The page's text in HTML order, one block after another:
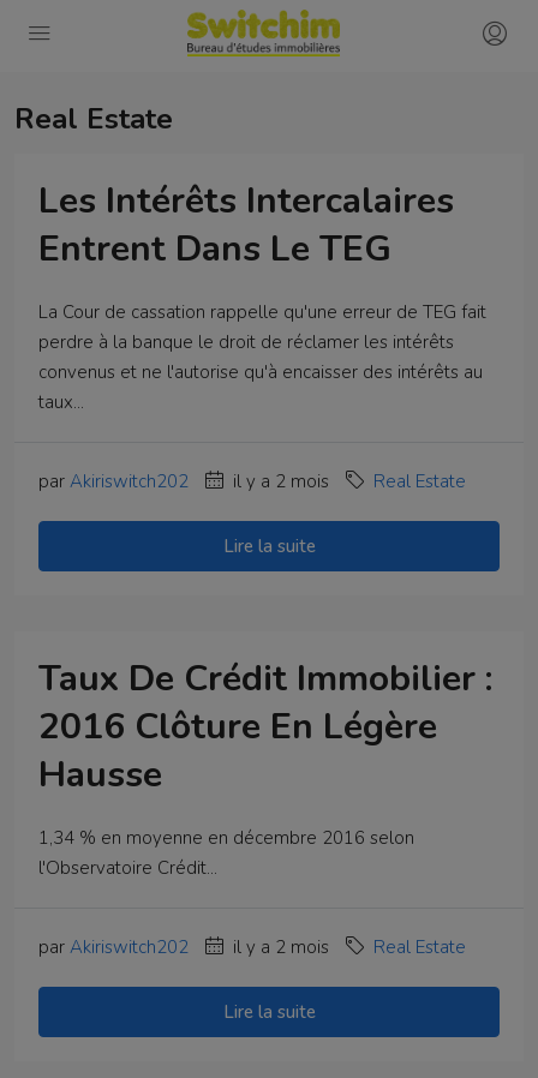
Real Estate
Les Intérêts Intercalaires
Entrent Dans Le TEG
La Cour de cassation rappelle qu'une erreur de TEG fait
perdre à la banque le droit de réclamer les intérêts
convenus et ne l'autorise qu'à encaisser des intérêts au
taux...
par Akiriswitch202 il y a 2 mois Real Estate
Lire la suite
Taux De Crédit Immobilier :
2016 Clôture En Légère
Hausse
1,34 % en moyenne en décembre 2016 selon
l'Observatoire Crédit...
par Akiriswitch202 il y a 2 mois Real Estate
Lire la suite